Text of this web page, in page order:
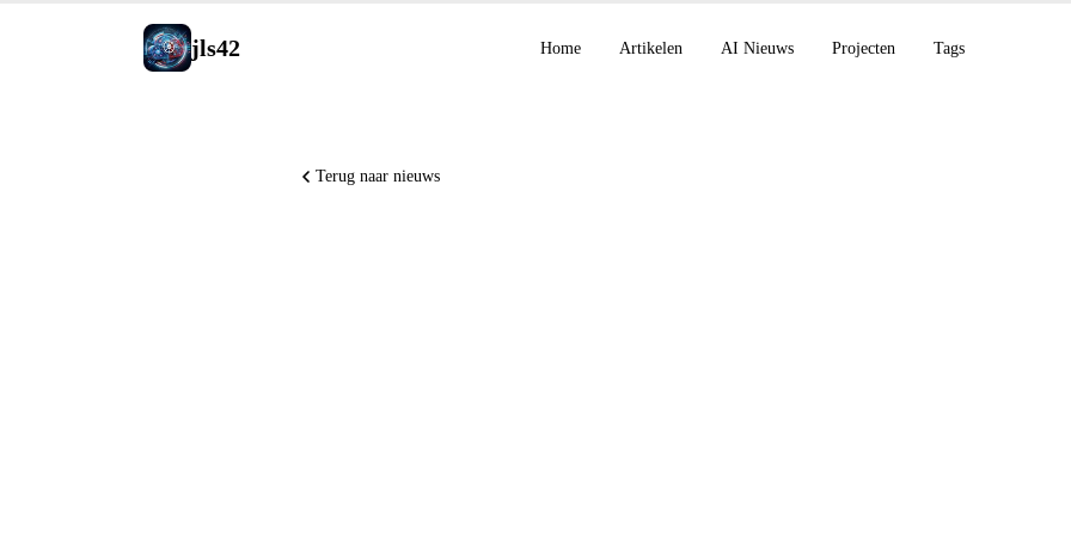
jls42 Home Artikelen AI Nieuws Projecten Tags
Terug naar nieuws